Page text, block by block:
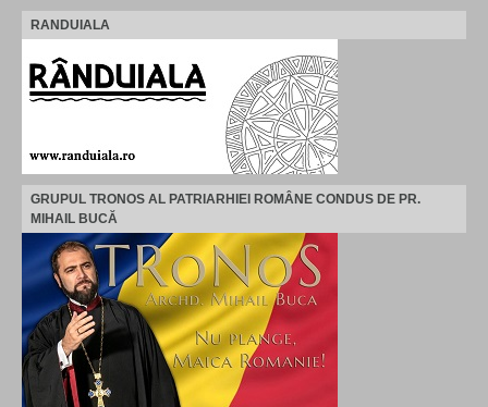
RANDUIALA
GRUPUL TRONOS AL PATRIARHIEI ROMÂNE CONDUS DE PR.
MIHAIL BUCĂ